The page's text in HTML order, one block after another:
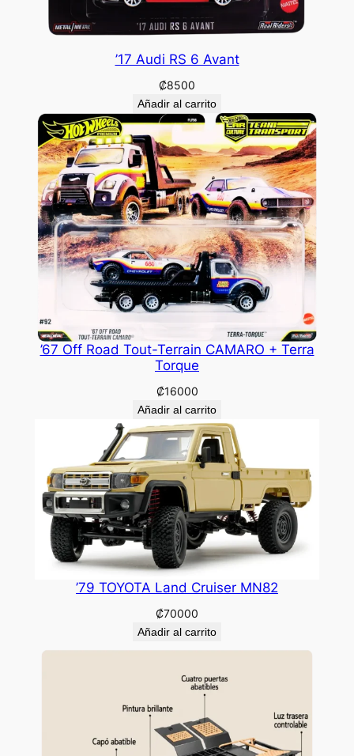
’17 Audi RS 6 Avant
₡8500
Añadir al carrito
’67 Off Road Tout-Terrain CAMARO + Terra
Torque
₡16000
Añadir al carrito
’79 TOYOTA Land Cruiser MN82
₡70000
Añadir al carrito